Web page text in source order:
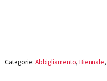
Categorie: Abbigliamento, Biennale,